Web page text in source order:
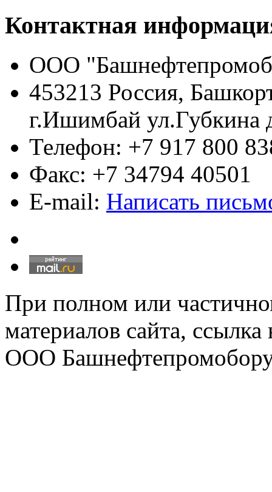
Контактная
ООО
453213 Россия,
г.Ишимбай ул.Губкина
Телефон: +7 917 800
Факс: +7 34794 40501
E-mail: Написать
При полном или
материалов сайта,
ООО